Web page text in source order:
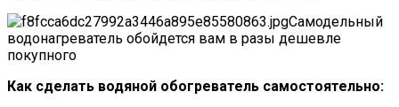
Самодельный
водонагреватель обойдется вам в разы дешевле
покупного
Как сделать водяной обогреватель самостоятельно: